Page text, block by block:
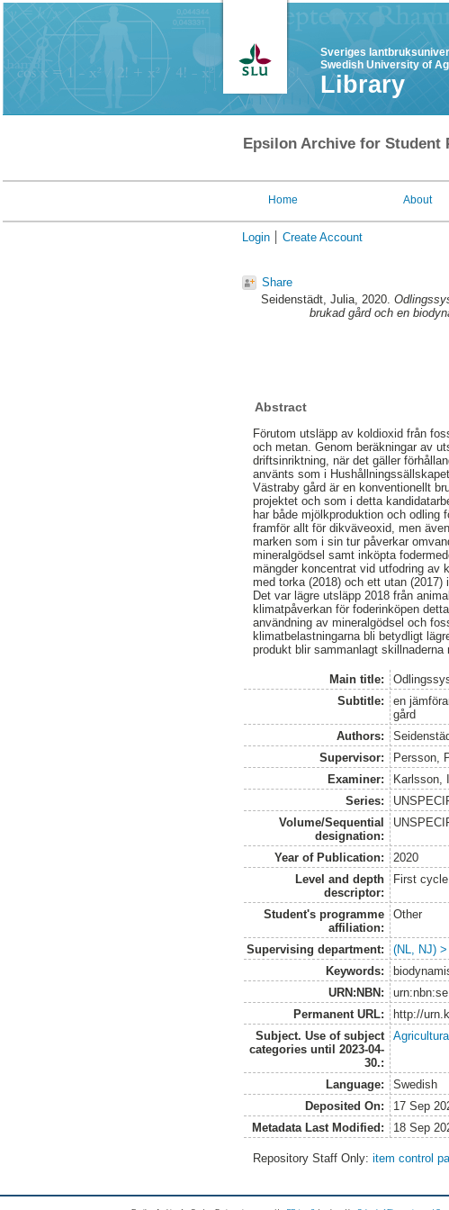
Sveriges
Swedish University of
Library
Epsilon Archive for Student
Home About
Login Create Account
Share
Seidenstädt, Julia, 2020.
brukad gård och en
Abstract
Förutom utsläpp av koldioxid från
och metan. Genom beräkningar av
driftsinriktning, när det gäller
använts som i
Västraby gård är en konventionellt
projektet och som i detta
har både mjölkproduktion och
framför allt för dikväveoxid, men
marken som i sin tur påverkar
mineralgödsel samt inköpta
mängder koncentrat vid utfodring av
med torka (2018) och ett utan
Det var lägre utsläpp 2018 från
klimatpåverkan för foderinköpen
användning av mineralgödsel och
klimatbelastningarna bli betydligt
produkt blir sammanlagt skillnaderna
Main title:
Subtitle:
en
gård
Authors:
Supervisor:
Persson,
Examiner:
Karlsson,
Series:
Volume/Sequential
designation:
Year of Publication:
2020
Level and depth
descriptor:
First
Student's programme
affiliation:
Other
Supervising department:
(NL, NJ)
Keywords:
URN:NBN:
Permanent URL:
http://
Subject. Use of subject
categories until 2023-04-
30.:
Language:
Swedish
Deposited On:
17 Sep
Metadata Last Modified:
18 Sep
Repository Staff Only:item control